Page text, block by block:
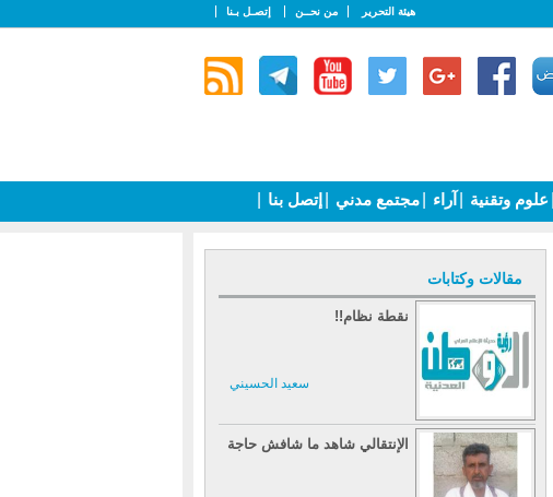
هيئة التحرير من نحــن إتصـل بـنا
علوم وتقنية آراء مجتمع مدني إتصل بنا
مقالات وكتابات
نقطة نظام!!
سعيد الحسيني
الإنتقالي شاهد ما شافش حاجة